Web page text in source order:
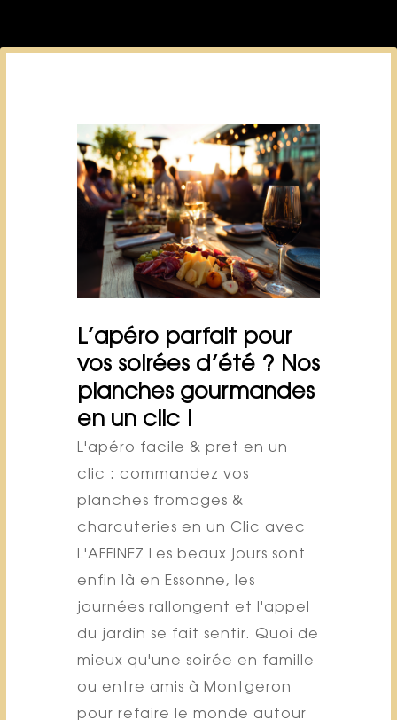
L’apéro parfait pour
vos soirées d’été ? Nos
planches gourmandes
en un clic !
L'apéro facile & pret en un
clic : commandez vos
planches fromages &
charcuteries en un Clic avec
L'AFFINEZ Les beaux jours sont
enfin là en Essonne, les
journées rallongent et l'appel
du jardin se fait sentir. Quoi de
mieux qu'une soirée en famille
ou entre amis à Montgeron
pour refaire le monde autour